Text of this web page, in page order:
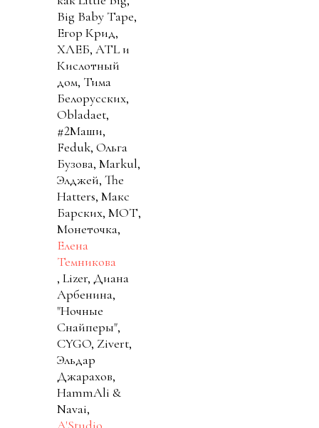
Big Baby Tape,
Егор Крид,
ХЛЕБ, ATL и
Кислотный
дом, Тима
Белорусских,
Obladaet,
#2Маши,
Feduk, Ольга
Бузова, Markul,
Элджей, The
Hatters, Макс
Барских, МОТ,
Монеточка,
Елена
Темникова
, Lizer, Диана
Арбенина,
"Ночные
Снайперы",
CYGO, Zivert,
Эльдар
Джарахов,
HammAli &
Navai,